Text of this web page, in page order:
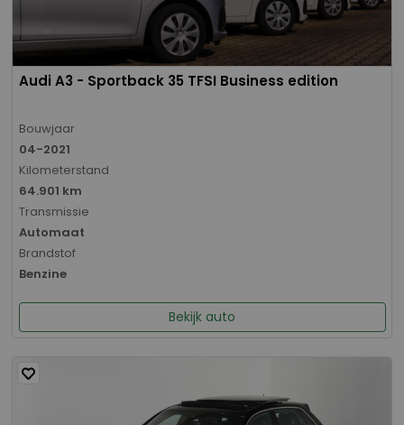
Audi A3 - Sportback 35 TFSI Business edition
Bouwjaar
04-2021
Kilometerstand
64.901 km
Transmissie
Automaat
Brandstof
Benzine
Bekijk auto